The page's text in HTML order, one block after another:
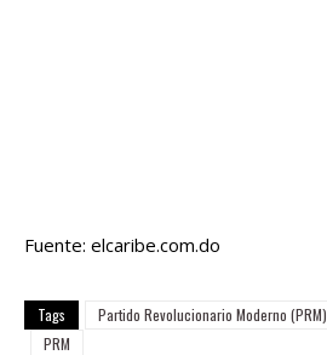
Fuente: elcaribe.com.do
Tags Partido Revolucionario Moderno (PRM)
PRM